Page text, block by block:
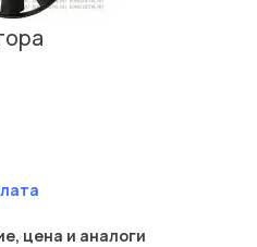
цена и аналоги